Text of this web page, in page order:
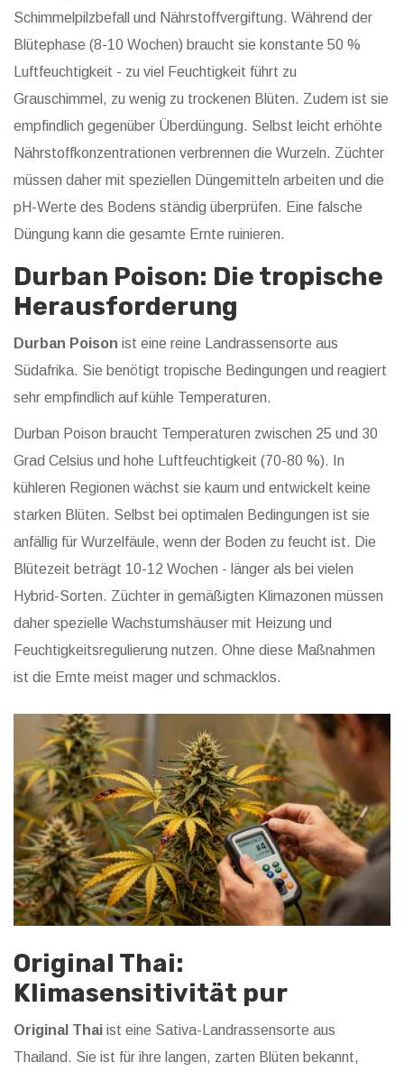
Schimmelpilzbefall und Nährstoffvergiftung. Während der
Blütephase (8-10 Wochen) braucht sie konstante 50 %
Luftfeuchtigkeit - zu viel Feuchtigkeit führt zu
Grauschimmel, zu wenig zu trockenen Blüten. Zudem ist sie
empfindlich gegenüber Überdüngung. Selbst leicht erhöhte
Nährstoffkonzentrationen verbrennen die Wurzeln. Züchter
müssen daher mit speziellen Düngemitteln arbeiten und die
pH-Werte des Bodens ständig überprüfen. Eine falsche
Düngung kann die gesamte Ernte ruinieren.
Durban Poison: Die tropische
Herausforderung
Durban Poison ist eine reine Landrassensorte aus
Südafrika. Sie benötigt tropische Bedingungen und reagiert
sehr empfindlich auf kühle Temperaturen.
Durban Poison braucht Temperaturen zwischen 25 und 30
Grad Celsius und hohe Luftfeuchtigkeit (70-80 %). In
kühleren Regionen wächst sie kaum und entwickelt keine
starken Blüten. Selbst bei optimalen Bedingungen ist sie
anfällig für Wurzelfäule, wenn der Boden zu feucht ist. Die
Blütezeit beträgt 10-12 Wochen - länger als bei vielen
Hybrid-Sorten. Züchter in gemäßigten Klimazonen müssen
daher spezielle Wachstumshäuser mit Heizung und
Feuchtigkeitsregulierung nutzen. Ohne diese Maßnahmen
ist die Ernte meist mager und schmacklos.
Original Thai:
Klimasensitivität pur
Original Thai ist eine Sativa-Landrassensorte aus
Thailand. Sie ist für ihre langen, zarten Blüten bekannt,